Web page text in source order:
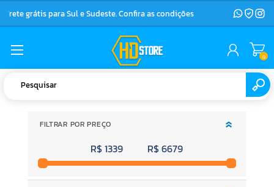
Frete grátis para Sul e Sudeste. Confira as condições
0
FILTRAR POR PREÇO
R$ 1339 R$ 6679